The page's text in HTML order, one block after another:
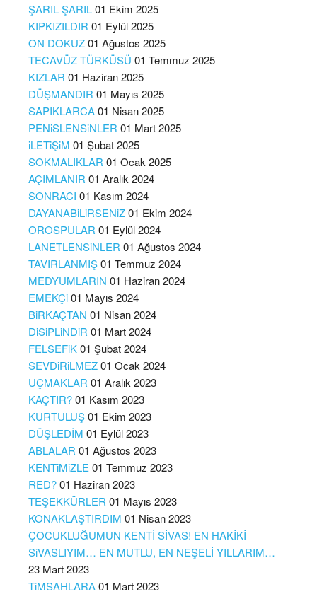
ŞARIL ŞARIL01 Ekim 2025
KIPKIZILDIR 01 Eylül 2025
ON DOKUZ01 Ağustos 2025
TECAVÜZ TÜRKÜSÜ 01 Temmuz 2025
KIZLAR 01 Haziran 2025
DÜŞMANDIR 01 Mayıs 2025
SAPIKLARCA01 Nisan 2025
PENiSLENSiNLER 01 Mart 2025
iLETiŞiM 01 Şubat 2025
SOKMALIKLAR 01 Ocak 2025
AÇIMLANIR 01 Aralık 2024
SONRACI 01 Kasım 2024
DAYANABiLiRSENiZ01 Ekim 2024
OROSPULAR 01 Eylül 2024
LANETLENSiNLER 01 Ağustos 2024
TAVIRLANMIŞ01 Temmuz 2024
MEDYUMLARIN 01 Haziran 2024
EMEKÇi01 Mayıs 2024
BiRKAÇTAN 01 Nisan 2024
DiSiPLiNDiR 01 Mart 2024
FELSEFiK01 Şubat 2024
SEVDiRiLMEZ01 Ocak 2024
UÇMAKLAR 01 Aralık 2023
KAÇTIR?01 Kasım 2023
KURTULUŞ01 Ekim 2023
DÜŞLEDİM 01 Eylül 2023
ABLALAR 01 Ağustos 2023
KENTiMiZLE 01 Temmuz 2023
RED?01 Haziran 2023
TEŞEKKÜRLER 01 Mayıs 2023
KONAKLAŞTIRDIM 01 Nisan 2023
ÇOCUKLUĞUMUN KENTİ SİVAS! EN HAKİKİ
SiVASLIYIM… EN MUTLU, EN NEŞELİ YILLARIM…
23 Mart 2023
TiMSAHLARA01 Mart 2023